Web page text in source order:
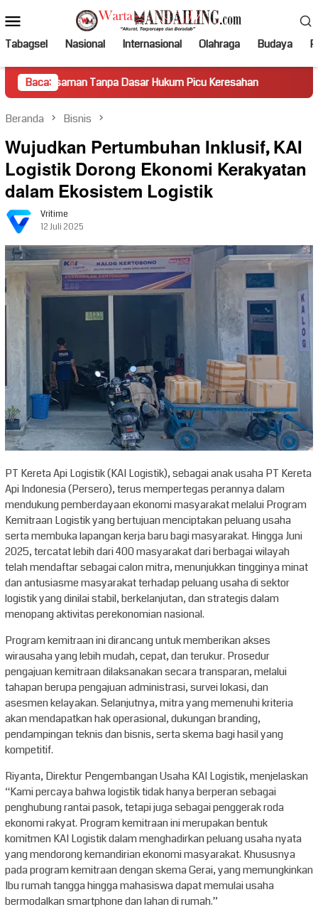
ke
kontenMobile
Tabagsel Nasional Internasional Olahraga Budaya
Baca:
Tanpa Dasar Hukum Picu Keresahan Truk Miring
Beranda Bisnis
Wujudkan Pertumbuhan Inklusif, KAI
Logistik Dorong Ekonomi Kerakyatan
dalam Ekosistem Logistik
Vritime
12 Juli 2025
PT Kereta Api Logistik (KAI Logistik), sebagai anak usaha PT Kereta
Api Indonesia (Persero), terus mempertegas perannya dalam
mendukung pemberdayaan ekonomi masyarakat melalui Program
Kemitraan Logistik yang bertujuan menciptakan peluang usaha
serta membuka lapangan kerja baru bagi masyarakat. Hingga Juni
2025, tercatat lebih dari 400 masyarakat dari berbagai wilayah
telah mendaftar sebagai calon mitra, menunjukkan tingginya minat
dan antusiasme masyarakat terhadap peluang usaha di sektor
logistik yang dinilai stabil, berkelanjutan, dan strategis dalam
menopang aktivitas perekonomian nasional.
Program kemitraan ini dirancang untuk memberikan akses
wirausaha yang lebih mudah, cepat, dan terukur. Prosedur
pengajuan kemitraan dilaksanakan secara transparan, melalui
tahapan berupa pengajuan administrasi, survei lokasi, dan
asesmen kelayakan. Selanjutnya, mitra yang memenuhi kriteria
akan mendapatkan hak operasional, dukungan branding,
pendampingan teknis dan bisnis, serta skema bagi hasil yang
kompetitif.
Riyanta, Direktur Pengembangan Usaha KAI Logistik, menjelaskan
“Kami percaya bahwa logistik tidak hanya berperan sebagai
penghubung rantai pasok, tetapi juga sebagai penggerak roda
ekonomi rakyat. Program kemitraan ini merupakan bentuk
komitmen KAI Logistik dalam menghadirkan peluang usaha nyata
yang mendorong kemandirian ekonomi masyarakat. Khususnya
pada program kemitraan dengan skema Gerai, yang memungkinkan
Ibu rumah tangga hingga mahasiswa dapat memulai usaha
bermodalkan smartphone dan lahan di rumah.”